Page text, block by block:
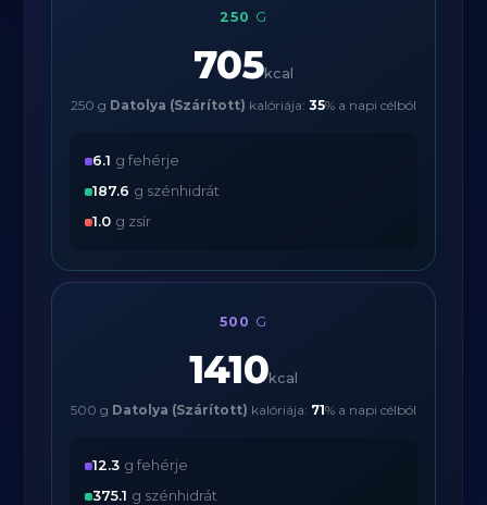
250 G
705kcal
250 g Datolya (Szárított) kalóriája: 35% a napi célból
6.1 g fehérje
187.6 g szénhidrát
1.0 g zsír
500 G
1410kcal
500 g Datolya (Szárított) kalóriája: 71% a napi célból
12.3 g fehérje
375.1 g szénhidrát